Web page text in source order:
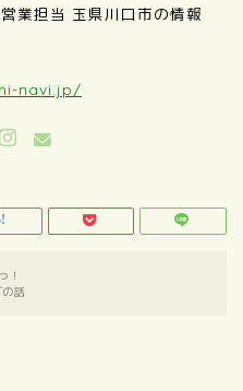
業担当 玉県川口市の情報
navi.jp/
！
話